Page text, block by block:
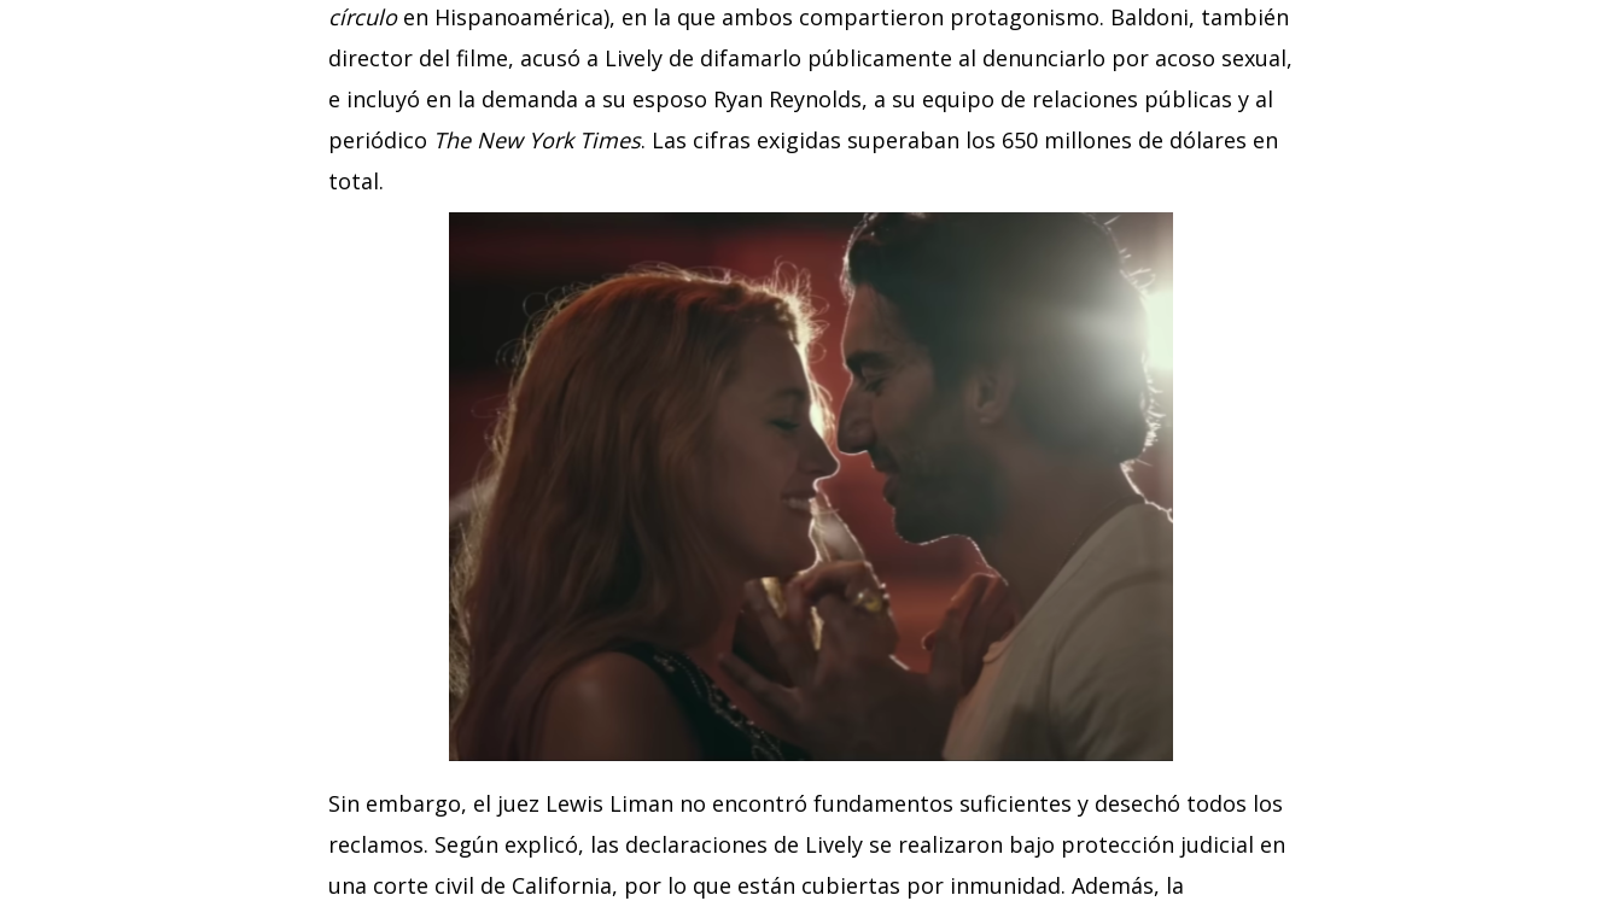
círculoen Hispanoamérica), en la que ambos compartieron protagonismo. Baldoni, también
director del filme, acusó a Lively de difamarlo públicamente al denunciarlo por acoso sexual,
e incluyó en la demanda a su esposo Ryan Reynolds, a su equipo de relaciones públicas y al
periódico The New York Times. Las cifras exigidas superaban los 650 millones de dólares en
total.
Sin embargo, el juez Lewis Liman no encontró fundamentos suficientes y desechó todos los
reclamos. Según explicó, las declaraciones de Lively se realizaron bajo protección judicial en
una corte civil de California, por lo que están cubiertas por inmunidad. Además, la